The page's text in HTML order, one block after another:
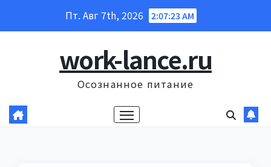
Пт. Авг 7th, 2026 2:07:23 AM
work-lance.ru
Осознанное питание